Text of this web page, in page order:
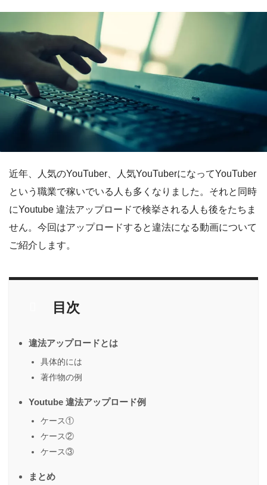
近年、人気のYouTuber、人気YouTuberになってYouTuber
という職業で稼いでいる人も多くなりました。それと同時
にYoutube 違法アップロードで検挙される人も後をたちま
せん。今回はアップロードすると違法になる動画について
ご紹介します。
目次
違法アップロードとは
具体的には
著作物の例
Youtube 違法アップロード例
ケース①
ケース②
ケース③
まとめ